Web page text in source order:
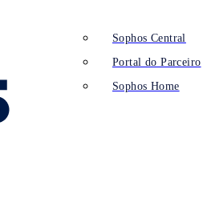
Sophos Central
Portal do Parceiro
Sophos Home